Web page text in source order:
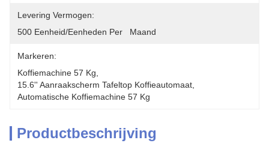
Levering Vermogen:
500 Eenheid/Eenheden Per   Maand
Markeren:
Koffiemachine 57 Kg
15.6'' Aanraakscherm Tafeltop Koffieautomaat
Automatische Koffiemachine 57 Kg
Productbeschrijving